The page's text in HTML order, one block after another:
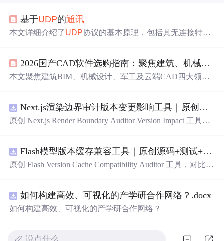
基于UDP的通讯
本文详细介绍了UDP协议的基本原理，包括其无连接特
实现UDP服务器与客户端的通信过程。 2026国产CAD软件选购指南：聚焦建筑、机械、军工与云端设计
本文聚焦建筑BIM、机械设计、军工及云端CAD四大领
容、自主可控）、性能要求（CPU/内存/显卡配置）及API
集成能力。强调按实际场景验证功能，规避迁移风险，并
Next.js渲染边界审计版本变更影响工具｜原创源码+测试+离线报告
原创 Next.js Render Boundary Auditor Version Impact 工具，
入约定、规则参数、结果结构和风险项，识别变更影响。
压缩包包含完整源码、3 项自动化测试、可复现合成示
原创与授权声明。运行时零第三方依赖，不包含热点产品
或开源项目源码、Logo、官方截图、论文、生产日志或其
他受限素材。
Flash模型版本缓存兼容工具｜原创源码+测试+离线报告
原创 Flash Version Cache Compatibility Auditor 工具，对比两
复现合成示例、离线 HTML/JSON/SVG 报告、1080×720
真实运行效果图、README、运行说明、功能清单、MIT
日志或其他受限素材。
如何构建高效、可视化的产学研合作网络？.docx
如何构建高效、可视化的产学研合作网络？
说点什么…